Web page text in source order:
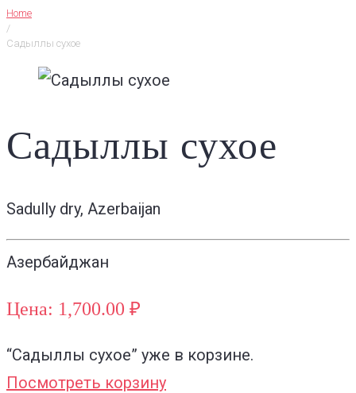
Home
/
Садыллы сухое
Садыллы сухое
Sadully dry, Azerbaijan
Азербайджан
Цена: 1,700.00 ₽
“Садыллы сухое” уже в корзине.
Посмотреть корзину